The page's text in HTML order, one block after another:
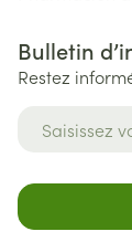
Bulletin
Restez